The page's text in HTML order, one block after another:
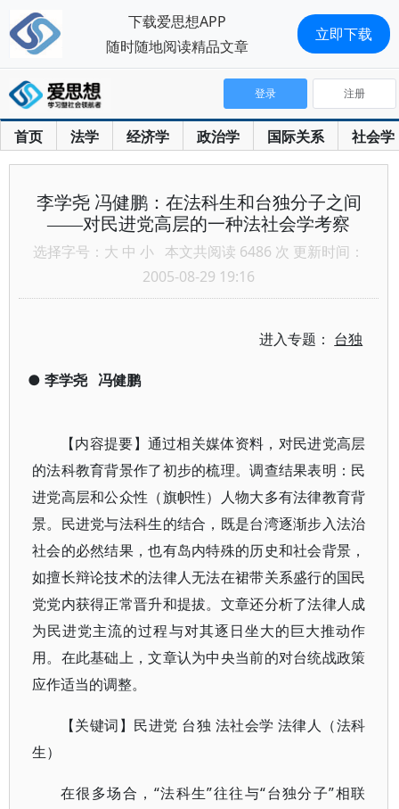
首页 法学 经济学 政治学 国际关系 社会学
登录 注册
李学尧 冯健鹏：在法科生和台独分子之间
——对民进党高层的一种法社会学考察
选择字号： 大 中 小 本文共阅读 6486 次 更新时间：
2005-08-29 19:16
进入专题： 台独
● 李学尧 冯健鹏
【内容提要】通过相关媒体资料，对民进党高层
的法科教育背景作了初步的梳理。调查结果表明：民
进党高层和公众性（旗帜性）人物大多有法律教育背
景。民进党与法科生的结合，既是台湾逐渐步入法治
社会的必然结果，也有岛内特殊的历史和社会背景，
如擅长辩论技术的法律人无法在裙带关系盛行的国民
党党内获得正常晋升和提拔。文章还分析了法律人成
为民进党主流的过程与对其逐日坐大的巨大推动作
用。在此基础上，文章认为中央当前的对台统战政策
应作适当的调整。
【关键词】民进党 台独 法社会学 法律人（法科
生）
在很多场合，“法科生”往往与“台独分子”相联
下载爱思想APP
随时随地阅读精品文章
立即下载